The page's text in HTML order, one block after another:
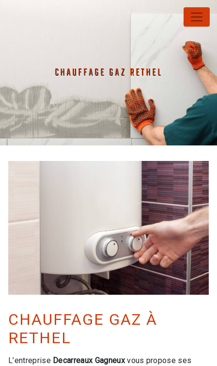
CHAUFFAGE GAZ RETHEL
CHAUFFAGE GAZ À
RETHEL
L’entreprise Decarreaux Gagneuxvous propose ses